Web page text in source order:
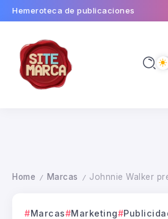
Hemeroteca de publicaciones
Home / Marcas / Johnnie Walker presenta “Jingle Bells on the
Marcas Marketing